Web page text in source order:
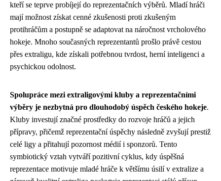
kteří se teprve probíjejí do reprezentačních výběrů. Mladí hráči
mají možnost získat cenné zkušenosti proti zkušeným
protihráčům a postupně se adaptovat na náročnost vrcholového
hokeje. Mnoho současných reprezentantů prošlo právě cestou
přes extraligu, kde získali potřebnou tvrdost, herní inteligenci a
psychickou odolnost.
Spolupráce mezi extraligovými kluby a reprezentačními
výběry je nezbytná pro dlouhodobý úspěch českého hokeje.
Kluby investují značné prostředky do rozvoje hráčů a jejich
přípravy, přičemž reprezentační úspěchy následně zvyšují prestiž
celé ligy a přitahují pozornost médií i sponzorů. Tento
symbiotický vztah vytváří pozitivní cyklus, kdy úspěšná
reprezentace motivuje mladé hráče k většímu úsilí v extralize a